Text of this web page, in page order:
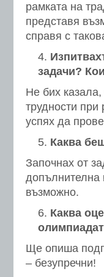
рамката на
представя
справя с
задачи?
Не бих
трудности при
успях да
Каква
Започнах от
допълнителна
възможно.
Каква
Ще опиша
– безупречни!